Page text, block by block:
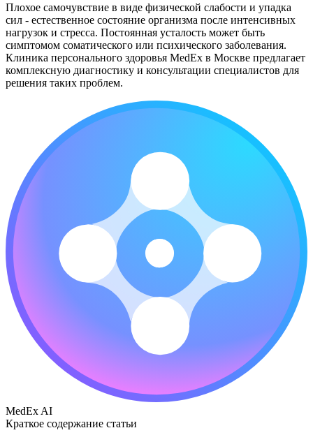
Плохое самочувствие в виде физической слабости и упадка
сил - естественное состояние организма после интенсивных
нагрузок и стресса. Постоянная усталость может быть
симптомом соматического или психического заболевания.
Клиника персонального здоровья MedEx в Москве предлагает
комплексную диагностику и консультации специалистов для
решения таких проблем.
MedEx AI
Краткое содержание статьи